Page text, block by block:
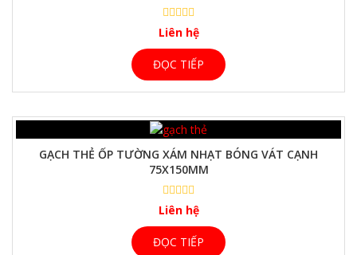
Liên hệ
ĐỌC TIẾP
GẠCH THẺ ỐP TƯỜNG XÁM NHẠT BÓNG VÁT CẠNH
75X150MM
Liên hệ
ĐỌC TIẾP